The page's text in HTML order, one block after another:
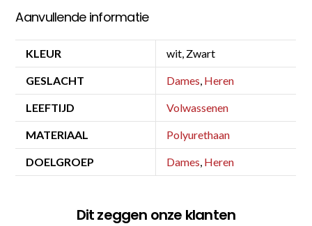
Aanvullende informatie
KLEUR wit, Zwart
GESLACHT Dames, Heren
LEEFTIJD Volwassenen
MATERIAAL Polyurethaan
DOELGROEP Dames, Heren
Dit zeggen onze klanten